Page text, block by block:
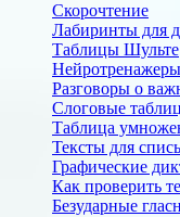
Скорочтение
Лабиринты для
Таблицы Шульте
Нейротренажеры
Разговоры о
Слоговые
Таблица
Тексты для
Графические
Как проверить
Безударные